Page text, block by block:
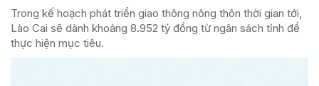
Trong kế hoạch phát triển giao thông nông thôn thời gian tới,
Lào Cai sẽ dành khoảng 8.952 tỷ đồng từ ngân sách tỉnh để
thực hiện mục tiêu.